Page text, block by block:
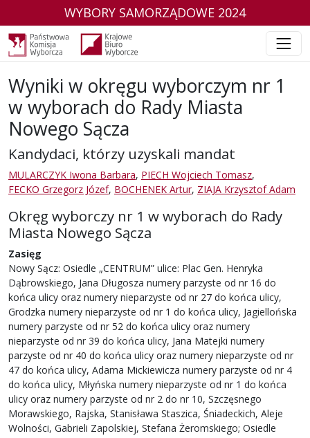
WYBORY SAMORZĄDOWE 2024
Wyniki w okręgu wyborczym nr 1
w wyborach do Rady Miasta
Nowego Sącza
Kandydaci, którzy uzyskali mandat
MULARCZYK Iwona Barbara, PIECH Wojciech Tomasz,
FECKO Grzegorz Józef, BOCHENEK Artur, ZIAJA Krzysztof Adam
Okręg wyborczy nr 1 w wyborach do Rady
Miasta Nowego Sącza
Zasięg
Nowy Sącz: Osiedle „CENTRUM” ulice: Plac Gen. Henryka
Dąbrowskiego, Jana Długosza numery parzyste od nr 16 do
końca ulicy oraz numery nieparzyste od nr 27 do końca ulicy,
Grodzka numery nieparzyste od nr 1 do końca ulicy, Jagiellońska
numery parzyste od nr 52 do końca ulicy oraz numery
nieparzyste od nr 39 do końca ulicy, Jana Matejki numery
parzyste od nr 40 do końca ulicy oraz numery nieparzyste od nr
47 do końca ulicy, Adama Mickiewicza numery parzyste od nr 4
do końca ulicy, Młyńska numery nieparzyste od nr 1 do końca
ulicy oraz numery parzyste od nr 2 do nr 10, Szczęsnego
Morawskiego, Rajska, Stanisława Staszica, Śniadeckich, Aleje
Wolności, Gabrieli Zapolskiej, Stefana Żeromskiego; Osiedle